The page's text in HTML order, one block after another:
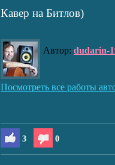
Кавер на Битлов)
Автор: dudarin-
Посмотреть все работы
3 0